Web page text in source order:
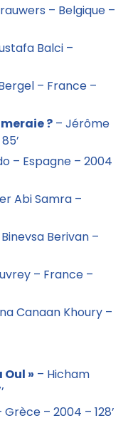
– Belgique –
Balci –
– France –
? – Jérôme
– Espagne – 2004
Abi Samra –
Berivan –
– France –
Canaan Khoury –
» – Hicham
– 2004 – 128’